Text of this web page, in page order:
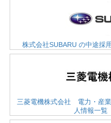
株式会社SUBARU の中途採
三菱電機株式会社 電力・産
人情報一覧